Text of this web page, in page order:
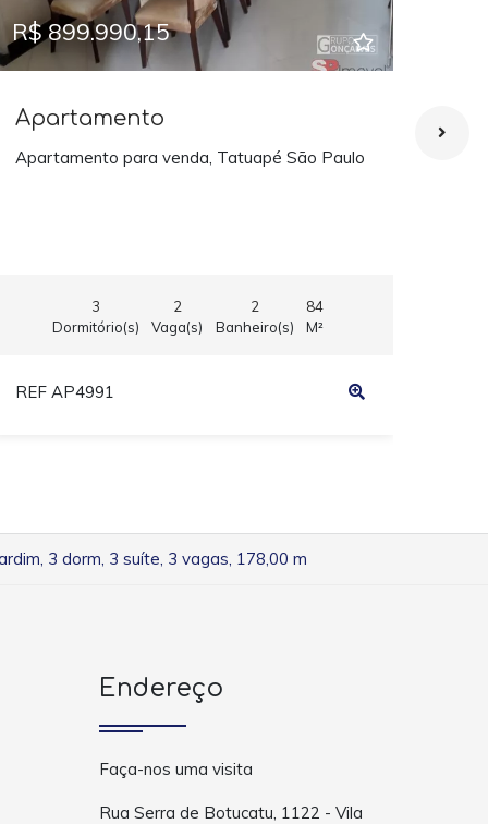
R$ 899.990,15
Apartamento
Apartamento para venda, Tatuapé São Paulo
3
Dormitório(s)
2
Vaga(s)
2
Banheiro(s)
84
M²
REF AP4991
3 dorm, 3 suíte, 3 vagas, 178,00 m
Endereço
Faça-nos uma visita
Rua Serra de Botucatu, 1122 - Vila